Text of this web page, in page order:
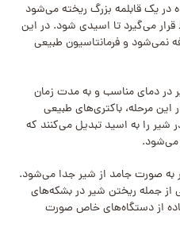
در یک قابلمه بزرگ ریخته می‌شود
می‌گیرد تا اسیدی شود. در این
نمی‌شود و فرمانتاسیون طبیعی
در دمای مناسب و به مدت زمان
مرحله، باکتری‌های طبیعی
شیر را به اسید تبدیل می‌کنند که
می‌شود.
به صورت جامد از شیر جدا می‌شود.
جمله ریختن شیر در بشکه‌های
از دستگاه‌های خاص صورت